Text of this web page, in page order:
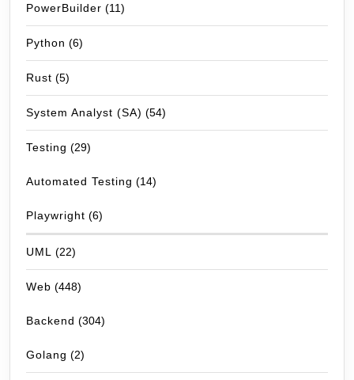
PowerBuilder (11)
Python (6)
Rust (5)
System Analyst (SA) (54)
Testing (29)
Automated Testing (14)
Playwright (6)
UML (22)
Web (448)
Backend (304)
Golang (2)